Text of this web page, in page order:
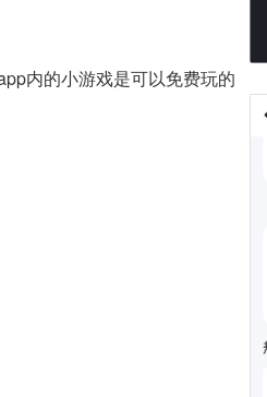
内的小游戏是可以免费玩的